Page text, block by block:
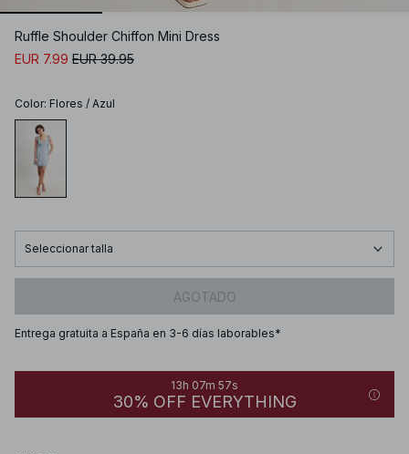
Ruffle Shoulder Chiffon Mini Dress
EUR 7.99 EUR 39.95
Color: Flores / Azul
Seleccionar talla
AGOTADO
Entrega gratuita a España en 3-6 días laborables*
13h 07m 57s
30% OFF EVERYTHING